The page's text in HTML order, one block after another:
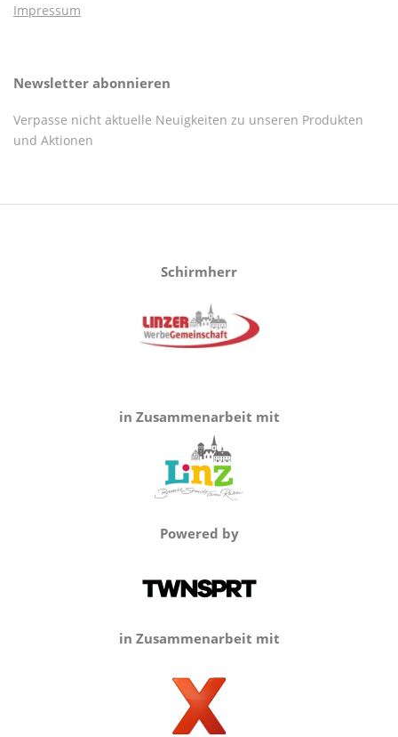
Impressum
Newsletter abonnieren
Verpasse nicht aktuelle Neuigkeiten zu unseren Produkten
und Aktionen
Schirmherr
in Zusammenarbeit mit
Powered by
in Zusammenarbeit mit